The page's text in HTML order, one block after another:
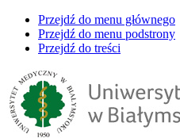
Przejdź do menu głównego
Przejdź do menu podstrony
Przejdź do treści